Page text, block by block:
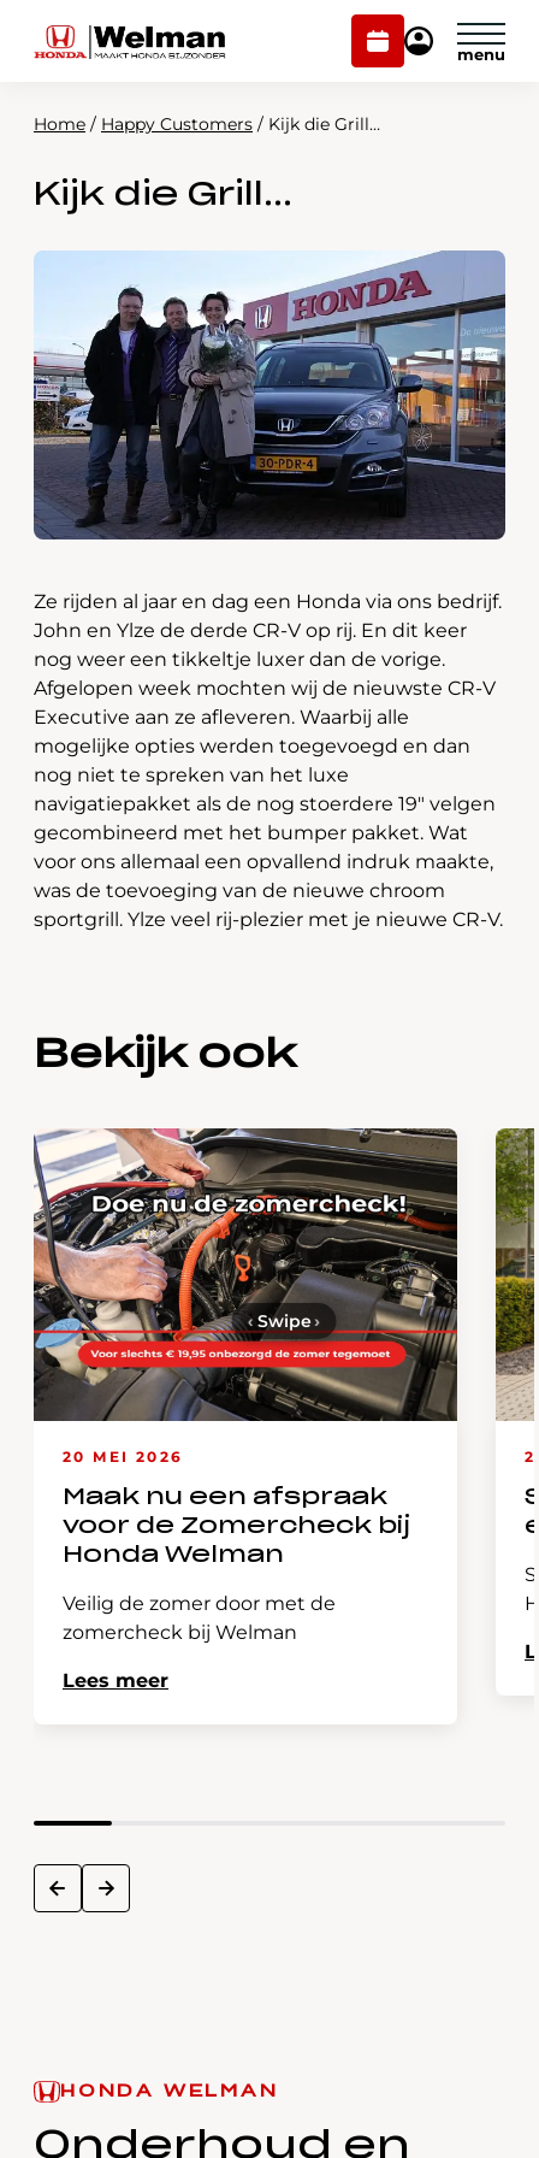
Plan
onderhoud
Mijn
Modellen
Voorraad
Onderhoud en service
Over ons
Webshop
Contact
Plan onderhoud
Mijn Honda Welman
Home / Happy Customers / Kijk die Grill…
Kijk die Grill…
Ze rijden al jaar en dag een Honda via ons bedrijf.
John en Ylze de derde CR-V op rij. En dit keer
nog weer een tikkeltje luxer dan de vorige.
Afgelopen week mochten wij de nieuwste CR-V
Executive aan ze afleveren. Waarbij alle
mogelijke opties werden toegevoegd en dan
nog niet te spreken van het luxe
navigatiepakket als de nog stoerdere 19″ velgen
gecombineerd met het bumper pakket. Wat
voor ons allemaal een opvallend indruk maakte,
was de toevoeging van de nieuwe chroom
sportgrill. Ylze veel rij-plezier met je nieuwe CR-V.
Bekijk ook
20 MEI 2026
Maak nu een afspraak
voor de Zomercheck bij
Honda Welman
Veilig de zomer door met de
zomercheck bij Welman
Lees meer
prev next
‹ Swipe›
HONDA WELMAN
Onderhoud en